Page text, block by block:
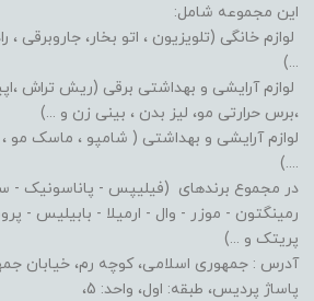
این مجموعه شامل:
لوازم خانگی (تلویزیون ، اتو بخار، جاروبرقی ،
...)
لوازم آرایشی و بهداشتی برقی (ریش تراش
،برس حرارتی مو، لیز بدن ، بینی زن و ...)
لوازم آرایشی و بهداشتی ( شامپو ، ماسک مو
....)
در مجموع برندهای (فیلیپس - پاناسونیک -
رمینگتون - موزر - وال - ارمیلا - بابیلیس -
پریتک و ...)
پاساژ پردیس، طبقه: اول، واحد: 5،